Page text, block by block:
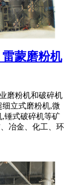
蒙磨粉机
磨粉机和破碎机
立式磨粉机,微
锤式破碎机等矿
冶金、化工、环